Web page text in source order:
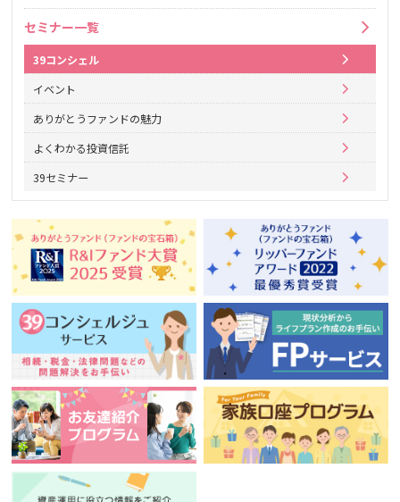
セミナー一覧
39コンシェル
イベント
ありがとうファンドの魅力
よくわかる投資信託
39セミナー